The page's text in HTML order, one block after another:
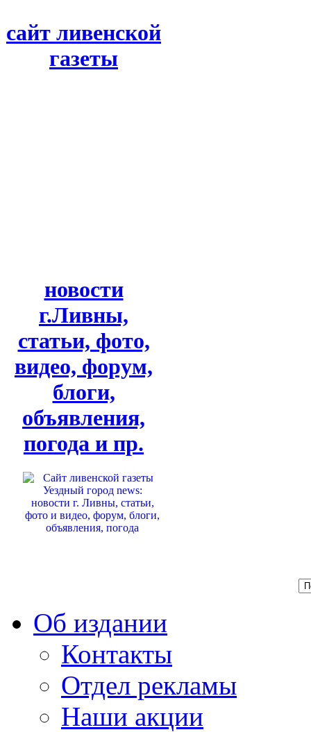
сайт ливенской
газеты
новости
г.Ливны,
статьи, фото,
видео, форум,
блоги,
объявления,
погода и пр.
Об издании
Контакты
Отдел рекламы
Наши акции